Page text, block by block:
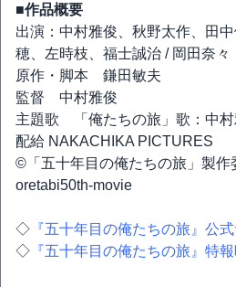
■作品概要
出演：中村雅俊、秋野太作、田
穂、左時枝、福士誠治 / 岡田奈々
原作・脚本 鎌田敏夫
監督 中村雅俊
主題歌 「俺たちの旅」歌：中村
配給 NAKACHIKA PICTURES
©「五十年目の俺たちの旅」製作
oretabi50th-movie
◇ 『五十年目の俺たちの旅』公式
◇ 『五十年目の俺たちの旅』特